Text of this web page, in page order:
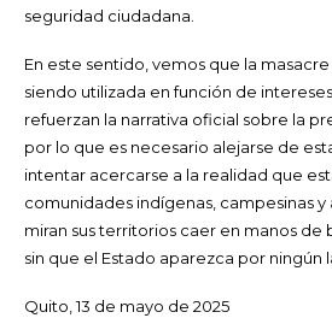
seguridad ciudadana.
En este sentido, vemos que la
siendo utilizada en función de
refuerzan la narrativa oficial sobre la
por lo que es necesario alejarse de
intentar acercarse a la realidad que
comunidades indígenas, campesinas
miran sus territorios caer en manos de
sin que el Estado aparezca por ningún
Quito, 13 de mayo de 2025